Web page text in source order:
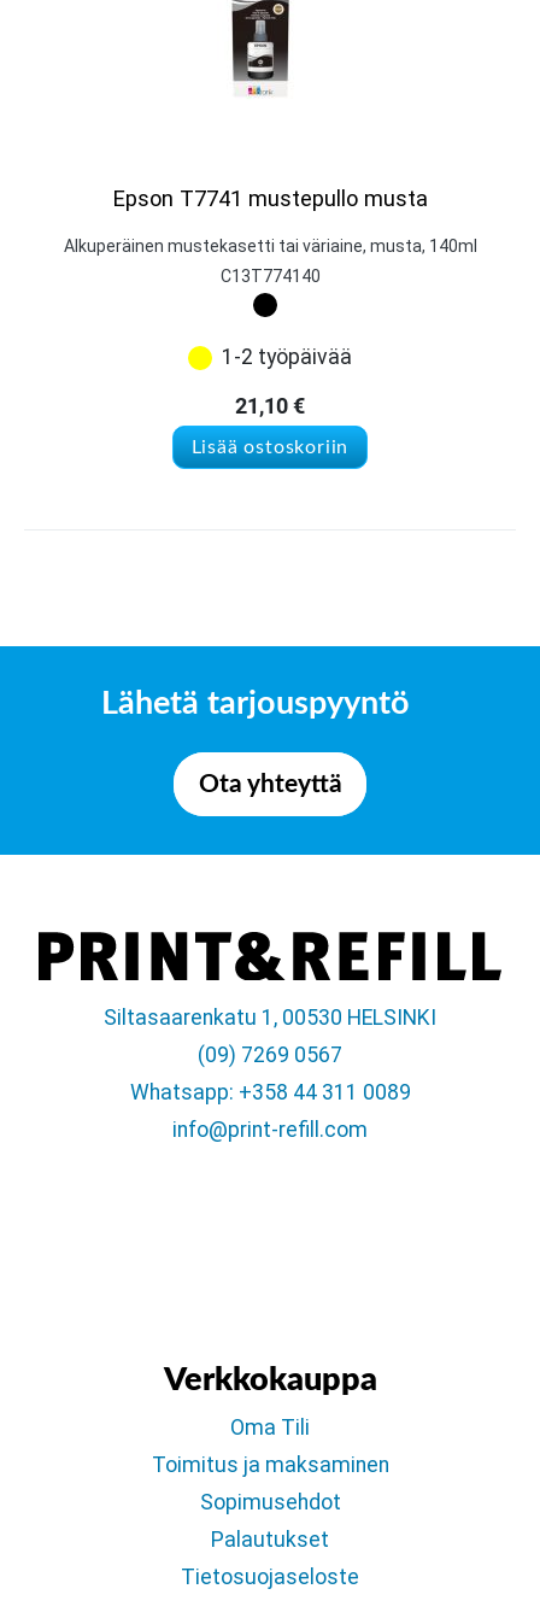
Epson T7741 mustepullo musta
Alkuperäinen mustekasetti tai väriaine, musta, 140ml
C13T774140
1-2 työpäivää
21,10€
Lisää ostoskoriin
Lähetä tarjouspyyntö
Ota yhteyttä
Siltasaarenkatu 1, 00530 HELSINKI
(09) 7269 0567
Whatsapp: +358 44 311 0089
info@print-refill.com
Verkkokauppa
Oma Tili
Toimitus ja maksaminen
Sopimusehdot
Palautukset
Tietosuojaseloste